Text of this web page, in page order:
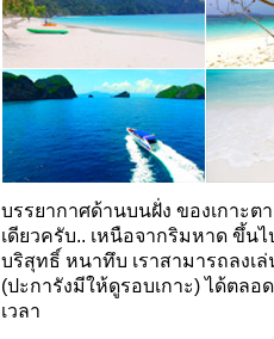
บรรยากาศด้านบนฝั่ง ของเกาะต
เดียวครับ.. เหนือจากริมหาด ขึ้น
บริสุทธิ์ หนาทึบ เราสามารถลงเ
(ปะการังมีให้ดูรอบเกาะ) ได้ตลอ
เวลา